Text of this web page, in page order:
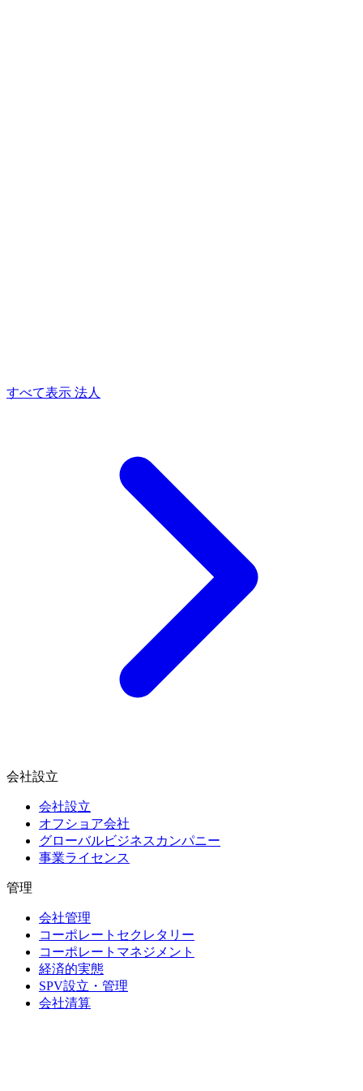
すべて表示 法人
会社設立
会社設立
オフショア会社
グローバルビジネスカンパニー
事業ライセンス
管理
会社管理
コーポレートセクレタリー
コーポレートマネジメント
経済的実態
SPV設立・管理
会社清算